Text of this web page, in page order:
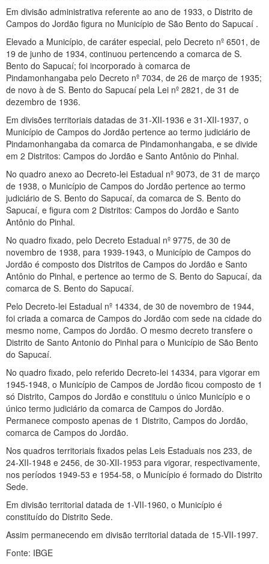
Em divisão administrativa referente ao ano de 1933, o Distrito de
Campos do Jordão figura no Município de São Bento do Sapucaí .
Elevado a Município, de caráter especial, pelo Decreto nº 6501, de
19 de junho de 1934, continuou pertencendo a comarca de S.
Bento do Sapucaí; foi incorporado à comarca de
Pindamonhangaba pelo Decreto nº 7034, de 26 de março de 1935;
de novo à de S. Bento do Sapucaí pela Lei nº 2821, de 31 de
dezembro de 1936.
Em divisões territoriais datadas de 31-XII-1936 e 31-XII-1937, o
Município de Campos do Jordão pertence ao termo judiciário de
Pindamonhangaba da comarca de Pindamonhangaba, e se divide
em 2 Distritos: Campos do Jordão e Santo Antônio do Pinhal.
No quadro anexo ao Decreto-lei Estadual nº 9073, de 31 de março
de 1938, o Município de Campos do Jordão pertence ao termo
judiciário de S. Bento do Sapucaí, da comarca de S. Bento do
Sapucaí, e figura com 2 Distritos: Campos do Jordão e Santo
Antônio do Pinhal.
No quadro fixado, pelo Decreto Estadual nº 9775, de 30 de
novembro de 1938, para 1939-1943, o Município de Campos do
Jordão é composto dos Distritos de Campos do Jordão e Santo
Antônio do Pinhal, e pertence ao termo de S. Bento do Sapucaí, da
comarca de S. Bento do Sapucaí.
Pelo Decreto-lei Estadual nº 14334, de 30 de novembro de 1944,
foi criada a comarca de Campos do Jordão com sede na cidade do
mesmo nome, Campos do Jordão. O mesmo decreto transfere o
Distrito de Santo Antonio do Pinhal para o Município de São Bento
do Sapucaí.
No quadro fixado, pelo referido Decreto-lei 14334, para vigorar em
1945-1948, o Município de Campos de Jordão ficou composto de 1
só Distrito, Campos do Jordão e constituiu o único Município e o
único termo judiciário da comarca de Campos do Jordão.
Permanece composto apenas de 1 Distrito, Campos do Jordão,
comarca de Campos do Jordão.
Nos quadros territoriais fixados pelas Leis Estaduais nos 233, de
24-XII-1948 e 2456, de 30-XII-1953 para vigorar, respectivamente,
nos períodos 1949-53 e 1954-58, o Município é formado do Distrito
Sede.
Em divisão territorial datada de 1-VII-1960, o Município é
constituído do Distrito Sede.
Assim permanecendo em divisão territorial datada de 15-VII-1997.
Fonte: IBGE